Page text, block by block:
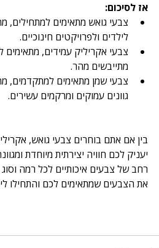
אז לסיכום:
צבעי גואש מתאימים למתחילים,
לילדים ולפרויקטים חינוכיים.
צבעי אקריליק עמידים, מתאימים
מתייבשים מהר.
צבעי שמן מתאימים למתקדמים,
גוונים עמוקים ומרקמים עשירים.
בין אם אתם בוחרים צבעי גואש,
יעניק לכם חוויה יצירתית מיוחדת
רחב של צבעים איכותיים לכל רמה
את הצבעים שמתאימים לכם והתחילו